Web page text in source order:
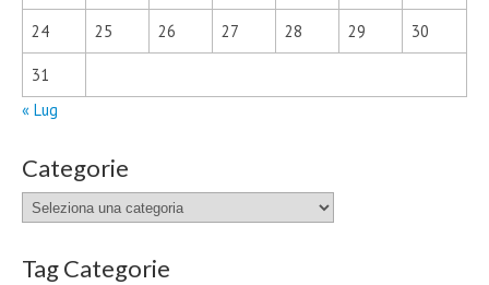
24 25 26 27 28 29 30
31
« Lug
Categorie
Categorie
Tag Categorie